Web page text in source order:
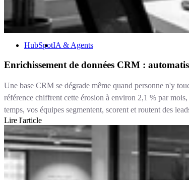
HubSpotIA & Agents
Enrichissement de données CRM :
Une base CRM se dégrade même quand personne n'y
référence chiffrent cette érosion à environ 2,1 % par
temps, vos équipes segmentent, scorent et routent des
Lire l'article